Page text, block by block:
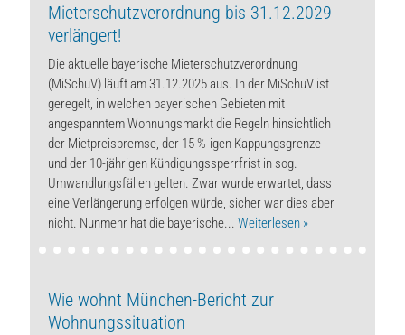
Mieterschutzverordnung bis 31.12.2029
verlängert!
Die aktuelle bayerische Mieterschutzverordnung
(MiSchuV) läuft am 31.12.2025 aus. In der MiSchuV ist
geregelt, in welchen bayerischen Gebieten mit
angespanntem Wohnungsmarkt die Regeln hinsichtlich
der Mietpreisbremse, der 15 %-igen Kappungsgrenze
und der 10-jährigen Kündigungssperrfrist in sog.
Umwandlungsfällen gelten. Zwar wurde erwartet, dass
eine Verlängerung erfolgen würde, sicher war dies aber
nicht. Nunmehr hat die bayerische...Weiterlesen »
Wie wohnt München-Bericht zur
Wohnungssituation